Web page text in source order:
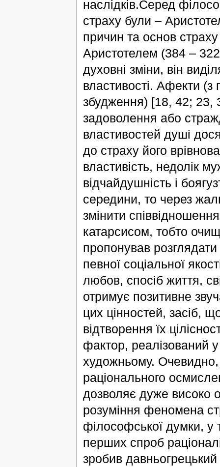
наслідків.Серед
страху були –
причин та основ
Аристотелем (384 –
духовні зміни, він
властивості. Афекти (з
збудження) [18, 42; 23,
задоволення або
властивостей душі
до страху його
властивість, недолік
відчайдушність і
середини, то через
змінити
катарсисом, тобто
пропонував розглядати
певної соціальної
любов, спосіб життя,
отримує позитивне
цих цінностей, засіб,
відтворення їх
фактор, реалізований у
художньому.
раціонального
дозволяє дуже високо
розуміння феномена
філософської думки, у
перших спроб
зробив